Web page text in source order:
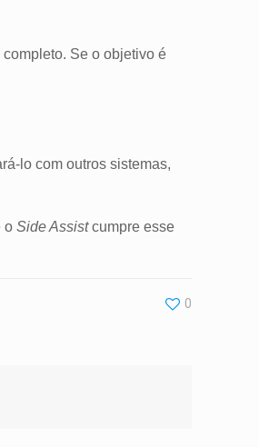
Se o objetivo é
lo com outros sistemas,
oSide Assistcumpre esse
0